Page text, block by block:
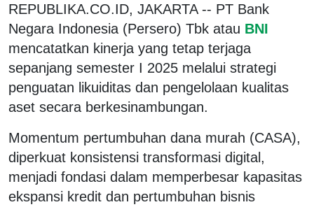
REPUBLIKA.CO.ID, JAKARTA -- PT Bank
Negara Indonesia (Persero) Tbk atau BNI
mencatatkan kinerja yang tetap terjaga
sepanjang semester I 2025 melalui strategi
penguatan likuiditas dan pengelolaan kualitas
aset secara berkesinambungan.
Momentum pertumbuhan dana murah (CASA),
diperkuat konsistensi transformasi digital,
menjadi fondasi dalam memperbesar kapasitas
ekspansi kredit dan pertumbuhan bisnis